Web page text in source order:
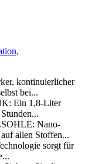
kontinuierlicher
bei...
Ein 1,8-Liter
Nano-
allen Stoffen...
sorgt für